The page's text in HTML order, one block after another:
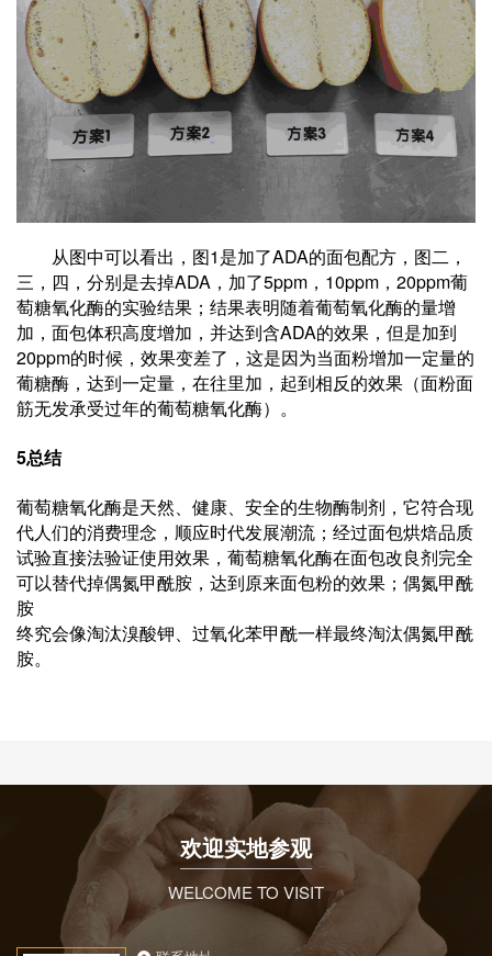
从图中可以看出，图1 是加了ADA的面包配方，图二，
三，四，分别是去掉ADA ，加了5ppm ， 10ppm ， 20ppm葡
萄糖氧化酶的实验结果；结果表明随着葡萄氧化酶的量增
加，面包体积高度增加，并达到含ADA的效果，但是加到
20ppm的时候，效果变差了，这是因为当面粉增加一定量的
葡糖酶，达到一定量，在往里加，起到相反的效果（面粉面
筋无发承受过年的葡萄糖氧化酶）。
5总结
葡萄糖氧化酶是天然、健康、安全的生物酶制剂，它符合现
代人们的消费理念，顺应时代发展潮流； 经过面包烘焙品质
试验直接法验证使用效果 ，葡萄糖氧化酶在面包改良剂完全
可以替代掉偶氮甲酰胺，达到原来面包粉的效果；偶氮甲酰
胺
终究会像淘汰溴酸钾、过氧化苯甲酰一样最终淘汰偶氮甲酰
胺。
欢迎实地参观
WELCOME TO VISIT